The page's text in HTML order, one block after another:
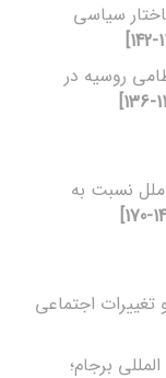
سیاسی
روسیه در
نسبت به
اجتماعی
برجام؛